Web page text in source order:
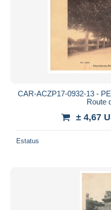
CAR-ACZP17-0932-13 -
Route
± 4,67
Estatus